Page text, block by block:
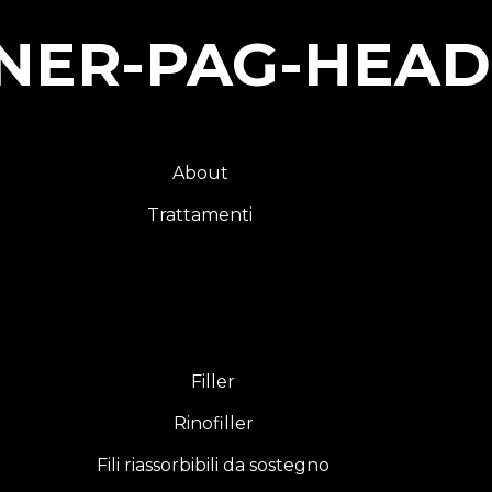
PAG-
About
Trattamenti
Filler
Rinofiller
Fili riassorbibili da sostegno